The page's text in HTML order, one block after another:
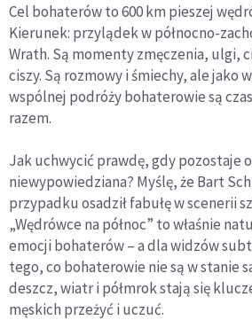
Cel bohaterów to 600 km pieszej
Kierunek: przylądek w północno-
Wrath. Są momenty zmęczenia, ulgi,
ciszy. Są rozmowy i śmiechy, ale jako
wspólnej podróży bohaterowie są
razem.
Jak uchwycić prawdę, gdy pozostaje
niewypowiedziana? Myślę, że Bart
przypadku osadził fabułę w scenerii
„Wędrówce na północ” to właśnie
emocji bohaterów – a dla widzów
tego, co bohaterowie nie są w stanie
deszcz, wiatr i półmrok stają się
męskich przeżyć i uczuć.